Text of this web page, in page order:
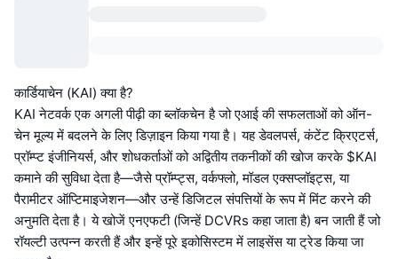
कार्डियाचेन (KAI) क्या है?
KAI नेटवर्क एक अगली पीढ़ी का ब्लॉकचेन है जो एआई की सफलताओं को ऑन-
चेन मूल्य में बदलने के लिए डिज़ाइन किया गया है। यह डेवलपर्स, कंटेंट क्रिएटर्स,
प्रॉम्प्ट इंजीनियर्स, और शोधकर्ताओं को अद्वितीय तकनीकों की खोज करके $KAI
कमाने की सुविधा देता है—जैसे प्रॉम्प्ट्स, वर्कफ्लो, मॉडल एक्सप्लॉइट्स, या
पैरामीटर ऑप्टिमाइजेशन—और उन्हें डिजिटल संपत्तियों के रूप में मिंट करने की
अनुमति देता है। ये खोजें एनएफटी (जिन्हें DCVRs कहा जाता है) बन जाती हैं जो
रॉयल्टी उत्पन्न करती हैं और इन्हें पूरे इकोसिस्टम में लाइसेंस या ट्रेड किया जा